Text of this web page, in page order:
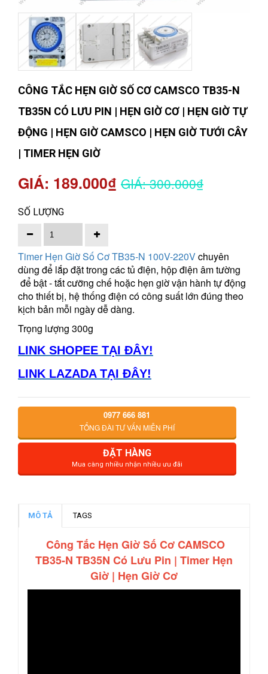
CÔNG TẮC HẸN GIỜ SỐ CƠ CAMSCO TB35-N
TB35N CÓ LƯU PIN | HẸN GIỜ CƠ | HẸN GIỜ TỰ
ĐỘNG | HẸN GIỜ CAMSCO | HẸN GIỜ TƯỚI CÂY
| TIMER HẸN GIỜ
GIÁ: 189.000₫ GIÁ: 300.000₫
SỐ LƯỢNG
Timer Hẹn Giờ Số Cơ TB35-N 100V-220Vchuyên
dùng để lắp đặt trong các tủ điện, hộp điện âm tường
để bật - tắt cưỡng chế hoặc hẹn giờ vận hành tự động
cho thiết bị, hệ thống điện có công suất lớn đúng theo
kịch bản mỗi ngày dễ dàng.
Trọng lượng 300g
LINK SHOPEE TẠI ĐÂY!
LINK LAZADA TẠI ĐÂY!
0977 666 881
TỔNG ĐÀI TƯ VẤN MIỄN PHÍ
ĐẶT HÀNG
Mua càng nhiều nhận nhiều ưu đãi
MÔ TẢ TAGS
Công Tắc Hẹn Giờ Số Cơ CAMSCO
TB35-N TB35N Có Lưu Pin | Timer Hẹn
Giờ | Hẹn Giờ Cơ